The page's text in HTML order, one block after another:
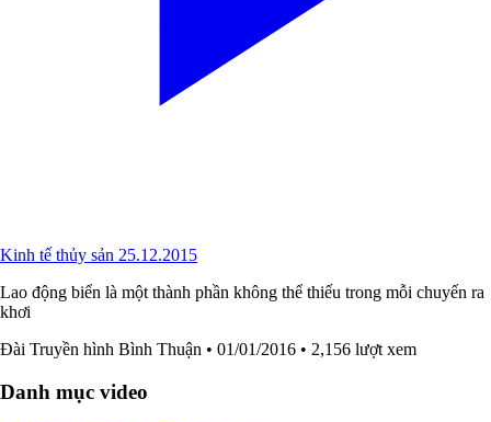
Kinh tế thủy sản 25.12.2015
Lao động biển là một thành phần không thể thiếu trong mỗi chuyến ra
khơi
Đài Truyền hình Bình Thuận • 01/01/2016 • 2,156 lượt xem
Danh mục video